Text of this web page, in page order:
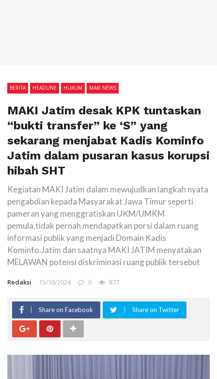
BERITA HEADLINE HUKUM MAKI NEWS
MAKI Jatim desak KPK tuntaskan
“bukti transfer” ke ‘S” yang
sekarang menjabat Kadis Kominfo
Jatim dalam pusaran kasus korupsi
hibah SHT
Kegiatan MAKI Jatim dalam mewujudkan langkah nyata
pengabdian kepada Masyarakat Jawa Timur seperti
pameran yang menggratiskan UKM/UMKM
pemula,tidak pernah mendapatkan porsi dalam ruang
informasi publik yang menjadi Domain Kadis
Kominfo.Jatim dan saatnya MAKI JATIM menyatakan
MELAWAN potensi diskriminasi ruang publik tersebut
Redaksi 15/10/2024 0 877
Share on Facebook Share on Twitter